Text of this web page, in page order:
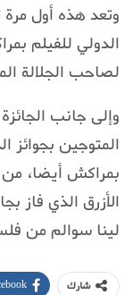
وتعد هذه أول مرة
الدولي للفيلم
لصاحب الجلالة
وإلى جانب
المتوجين بجوائز
بمراكش أيضا،
الأزرق الذي فاز
لينا سوالم من
شارك